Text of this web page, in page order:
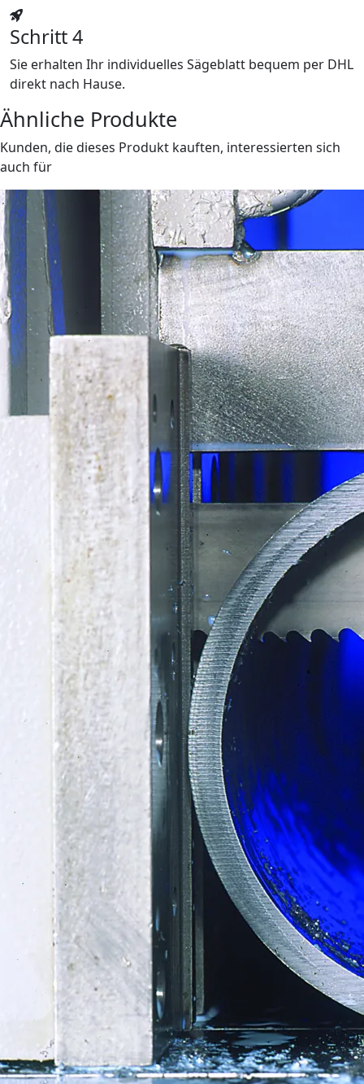
Schritt 4
Sie erhalten Ihr individuelles Sägeblatt bequem per DHL
direkt nach Hause.
Ähnliche Produkte
Kunden, die dieses Produkt kauften, interessierten sich
auch für